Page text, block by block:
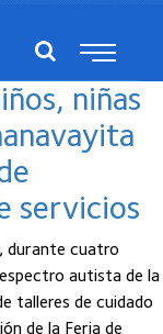
niñas
servicios
durante cuatro
autista de la
talleres de cuidado
de la Feria de